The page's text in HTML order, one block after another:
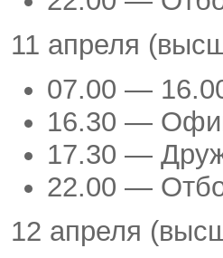
11 апреля
07.00 —
16.30 —
17.30 —
22.00 —
12 апреля